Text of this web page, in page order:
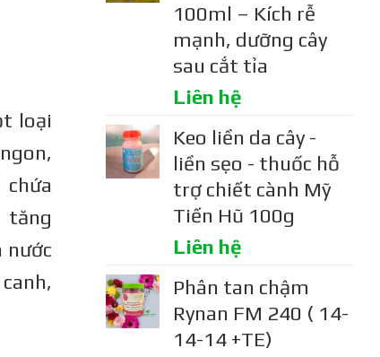
loại
tăng
nước
100ml – Kích rễ
mạnh, dưỡng cây
sau cắt tỉa
Liên hệ
Keo liền da cây -
liền sẹo - thuốc hỗ
trợ chiết cành Mỹ
Tiến Hũ 100g
Liên hệ
Phân tan chậm
Rynan FM 240 ( 14-
14-14 +TE)